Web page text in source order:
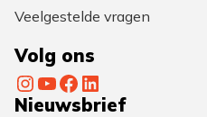
Veelgestelde vragen
Volg ons
InstagramYouTube Facebook LinkedIn
Nieuwsbrief